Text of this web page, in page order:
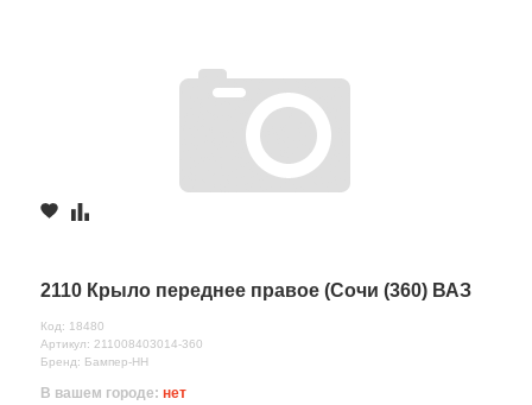
2110 Крыло переднее правое (Сочи (360) ВАЗ
Код: 18480
Артикул: 211008403014-360
Бренд: Бампер-НН
В вашем городе: нет